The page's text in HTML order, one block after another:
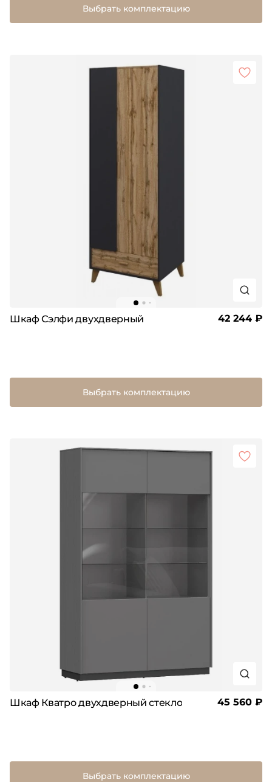
Выбрать комплектацию
Шкаф Сэлфи двухдверный 42 244 ₽
Выбрать комплектацию
Шкаф Кватро двухдверный стекло 45 560 ₽
Выбрать комплектацию